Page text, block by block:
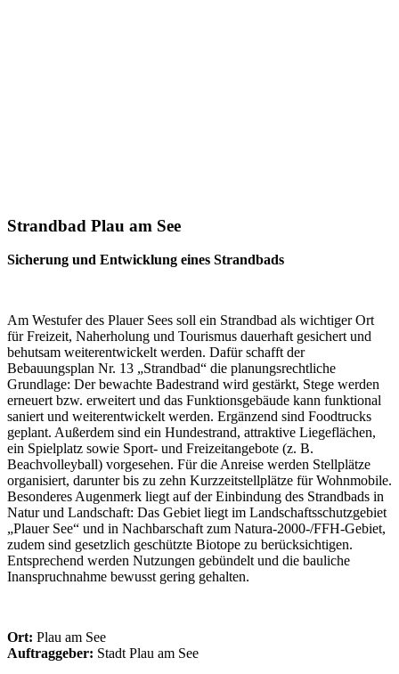
Strandbad Plau am See
Sicherung und Entwicklung eines Strandbads
Am Westufer des Plauer Sees soll ein Strandbad als wichtiger Ort
für Freizeit, Naherholung und Tourismus dauerhaft gesichert und
behutsam weiterentwickelt werden. Dafür schafft der
Bebauungsplan Nr. 13 „Strandbad“ die planungsrechtliche
Grundlage: Der bewachte Badestrand wird gestärkt, Stege werden
erneuert bzw. erweitert und das Funktionsgebäude kann funktional
saniert und weiterentwickelt werden. Ergänzend sind Foodtrucks
geplant. Außerdem sind ein Hundestrand, attraktive Liegeflächen,
ein Spielplatz sowie Sport- und Freizeitangebote (z. B.
Beachvolleyball) vorgesehen. Für die Anreise werden Stellplätze
organisiert, darunter bis zu zehn Kurzzeitstellplätze für Wohnmobile.
Besonderes Augenmerk liegt auf der Einbindung des Strandbads in
Natur und Landschaft: Das Gebiet liegt im Landschaftsschutzgebiet
„Plauer See“ und in Nachbarschaft zum Natura-2000-/FFH-Gebiet,
zudem sind gesetzlich geschützte Biotope zu berücksichtigen.
Entsprechend werden Nutzungen gebündelt und die bauliche
Inanspruchnahme bewusst gering gehalten.
Ort: Plau am See
Auftraggeber: Stadt Plau am See